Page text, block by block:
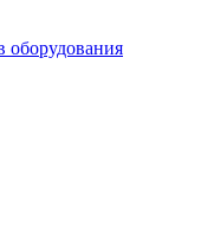
оборудования